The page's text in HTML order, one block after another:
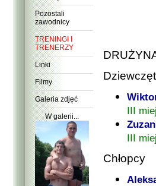
Pozostali
zawodnicy
TRENINGI I
TRENERZY
Linki
Filmy
Galeria zdjęć
W galerii...
III
III
Chłopcy